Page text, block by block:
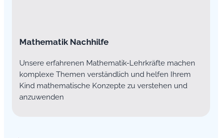
Mathematik Nachhilfe
Unsere erfahrenen Mathematik-Lehrkräfte machen
komplexe Themen verständlich und helfen Ihrem
Kind mathematische Konzepte zu verstehen und
anzuwenden